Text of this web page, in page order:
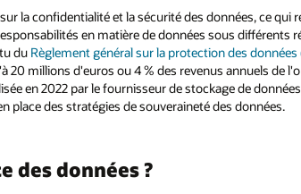
la confidentialité et la sécurité des données, ce
en matière de données sous différents
du Règlement général sur la protection des données
20 millions d'euros ou 4 % des revenus annuels de
en 2022 par le fournisseur de stockage de
des stratégies de souveraineté des données.
des données ?